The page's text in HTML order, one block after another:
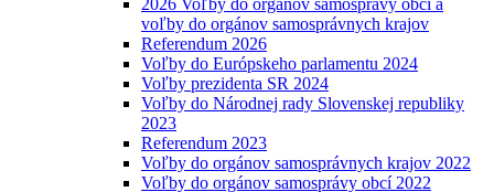
2026 Voľby do orgánov samosprávy obcí a
voľby do orgánov samosprávnych krajov
Referendum 2026
Voľby do Európskeho parlamentu 2024
Voľby prezidenta SR 2024
Voľby do Národnej rady Slovenskej republiky
2023
Referendum 2023
Voľby do orgánov samosprávnych krajov 2022
Voľby do orgánov samosprávy obcí 2022